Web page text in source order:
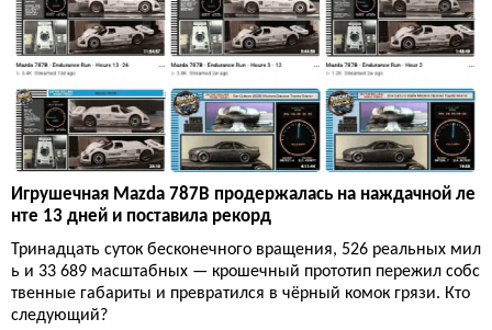
Игрушечная Mazda 787B продержалась на наждачной ле
нте 13 дней и поставила рекорд
Тринадцать суток бесконечного вращения, 526 реальных мил
ь и 33 689 масштабных — крошечный прототип пережил собс
твенные габариты и превратился в чёрный комок грязи. Кто
следующий?